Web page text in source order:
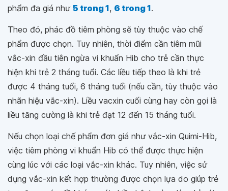
phẩm đa giá như 5 trong 1, 6 trong 1.
Theo đó, phác đồ tiêm phòng sẽ tùy thuộc vào chế
phẩm được chọn. Tuy nhiên, thời điểm cần tiêm mũi
vắc-xin đầu tiên ngừa vi khuẩn Hib cho trẻ cần thực
hiện khi trẻ 2 tháng tuổi. Các liều tiếp theo là khi trẻ
được 4 tháng tuổi, 6 tháng tuổi (nếu cần, tùy thuộc vào
nhãn hiệu vắc-xin). Liều vacxin cuối cùng hay còn gọi là
liều tăng cường là khi trẻ đạt 12 đến 15 tháng tuổi.
Nếu chọn loại chế phẩm đơn giá như vắc-xin Quimi-Hib,
việc tiêm phòng vi khuẩn Hib có thể được thực hiện
cùng lúc với các loại vắc-xin khác. Tuy nhiên, việc sử
dụng vắc-xin kết hợp thường được chọn lựa do giúp trẻ